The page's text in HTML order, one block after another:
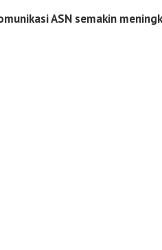
ASN semakin